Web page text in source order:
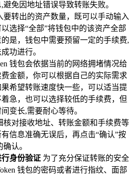
免因地址错误导致转账失败。
要转出的资产数量，既可以手动输入
选择“全部”将钱包中的该资产全部
是，钱包中需要预留一定的手续费,
功进行。
钱包会依据当前的网络拥堵情况给
金额，你可以根据自己的实际需求
希望转账速度快一些，可以适当提
急，也可以选择较低的手续费，但
变长,需要耐心等待。
核对接收地址、转账金额和手续费等
信息准确无误后，再点击“确认”按
认。
身份验证 为了充分保证转账的安全
钱包的密码或者进行指纹、面部